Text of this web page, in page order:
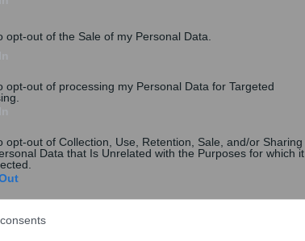
opt-out of the Sale of my Personal Data.
opt-out of processing my Personal Data for Targeted
opt-out of Collection, Use, Retention, Sale, and/or Sharing
Data that Is Unrelated with the Purposes for which it
του υπουργείου Εργασίας και Κοινωνικών
εβδομάδα, οι εξής καταβολές: